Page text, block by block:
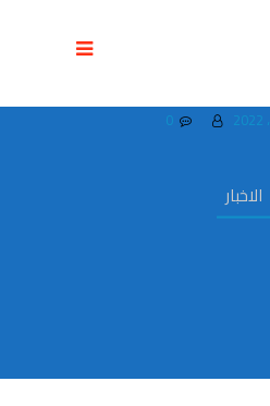
الاخبار
للكليات التطبيقية
0